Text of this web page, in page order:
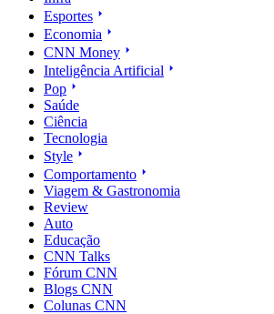
Esportes
Economia
CNN Money
Inteligência Artificial
Pop
Saúde
Ciência
Tecnologia
Style
Comportamento
Viagem & Gastronomia
Review
Auto
Educação
CNN Talks
Fórum CNN
Blogs CNN
Colunas CNN